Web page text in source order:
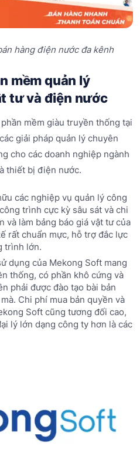
hàng điện nước đa kênh
mềm quản lý
tư và điện nước
mềm giàu truyền thống tại
giải pháp quản lý chuyên
cho các doanh nghiệp ngành
thiết bị điện nước.
các nghiệp vụ quản lý công
trình cực kỳ sâu sát và chi
và làm bảng báo giá vật tư của
rất chuẩn mực, hỗ trợ đắc lực
trình lớn.
dụng của Mekong Soft mang
thống, có phần khô cứng và
phải được đào tạo bài bản
Chi phí mua bản quyền và
Soft cũng tương đối cao,
lý lớn dạng công ty hơn là các